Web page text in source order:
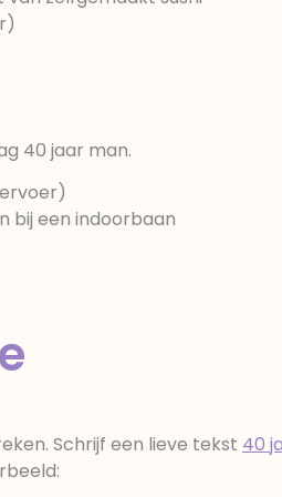
40 jaar man.
bij een indoorbaan
Schrijf een lieve tekst 40